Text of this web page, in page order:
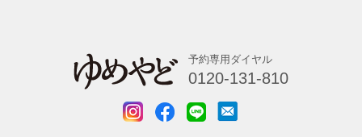
予約専用ダイヤル
0120-131-810